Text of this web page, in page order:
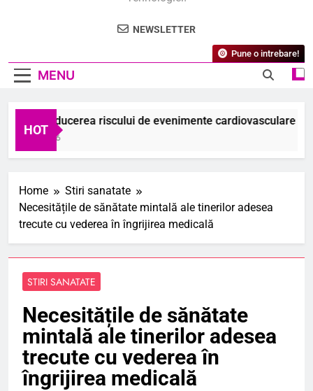
NEWSLETTER
MENU
Pune o intrebare!
HOT
Reducerea riscului de evenimente cardiovasculare
2026
Home
Stiri sanatate
Necesitățile de sănătate mintală ale tinerilor adesea
trecute cu vederea în îngrijirea medicală
STIRI SANATATE
Necesitățile de sănătate
mintală ale tinerilor adesea
trecute cu vederea în
îngrijirea medicală